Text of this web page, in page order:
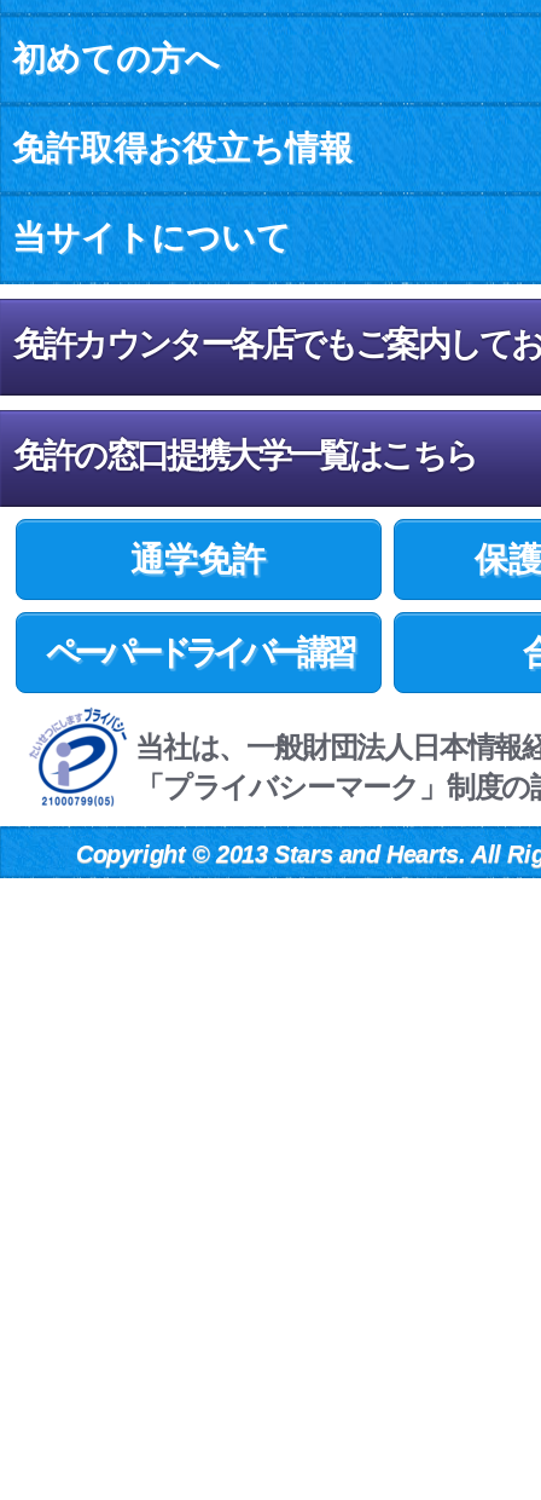
初めての方へ
免許取得お役立ち情報
当サイトについて
免許カウンター各店でもご案内して
免許の窓口提携大学一覧はこちら
通学免許
ペーパードライバー講習
保
当社は、一般財団法人日本情報
「プライバシーマーク」制度
Copyright©2013 Stars and Hearts. All